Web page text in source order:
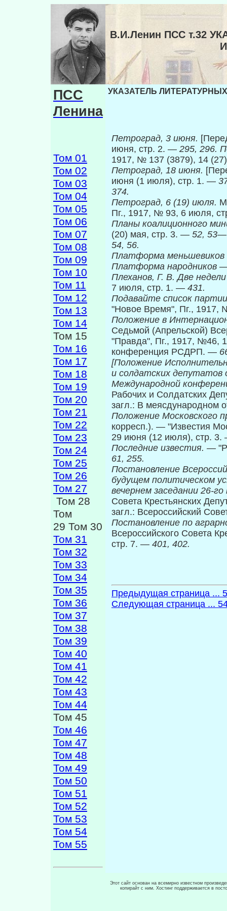
В.И.Ленин ПСС т.32
ПСС
Ленина
Том 01
Том 02
Том 03
Том 04
Том 05
Том 06
Том 07
Том 08
Том 09
Том 10
Том 11
Том 12
Том 13
Том 14
Том 15
Том 16
Том 17
Том 18
Том 19
Том 20
Том 21
Том 22
Том 23
Том 24
Том 25
Том 26
Том 27
Том 28
Том
29 Том 30
Том 31
Том 32
Том 33
Том 34
Том 35
Том 36
Том 37
Том 38
Том 39
Том 40
Том 41
Том 42
Том 43
Том 44
Том 45
Том 46
Том 47
Том 48
Том 49
Том 50
Том 51
Том 52
Том 53
Том 54
Том 55
УКАЗАТЕЛЬ
Петроград, 3 июня.
июня, стр. 2. — 295, 296.
1917, № 137 (3879), 14
Петроград, 18 июня.
июня (1 июля), стр. 1. —
374.
Петроград, 6 (19) июля.
Пг., 1917, № 93, 6 июля,
Планы коалиционного
(20) мая, стр. 3. — 52, 53—
54, 56.
Платформа меньшевиков
Платформа народников
Плеханов, Г. В. Две
7 июля, стр. 1. — 431.
Подавайте список
"Новое Время", Пг.,
Положение в
Седьмой (Апрельской)
"Правда", Пг., 1917, №46,
конференция РСДРП. —
[Положение
и солдатских депутатов
Международной
Рабочих и Солдатских
загл.: В меясдународном
Положение Московского
корресп.). — "Известия
29 июня (12 июля), стр.
Последние известия. —
61, 255.
Постановление
будущем политическом
вечернем заседании 26-
Совета Крестьянских
загл.: Всероссийский
Постановление по
Всероссийского Совета
стр. 7. — 401, 402.
Предыдущая страница ...
Следующая страница ...
Этот сайт основан на всемирно известном
копирайт с ним. Хостинг поддерживается в